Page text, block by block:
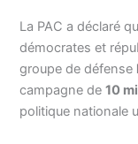
La PAC a déclaré
démocrates et
groupe de défense
campagne de10
politique nationale